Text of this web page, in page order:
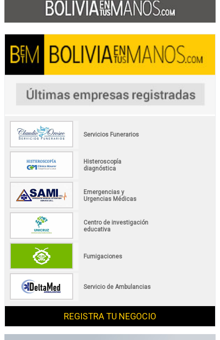
Servicios Funerarios
Histeroscopía
diagnóstica
Emergencias y
Urgencias Médicas
Centro de investigación
educativa
Fumigaciones
Servicio de Ambulancias
REGISTRA TU NEGOCIO